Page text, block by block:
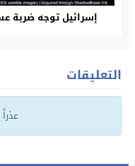
إسرائيل توجه ضربة
التعليقات